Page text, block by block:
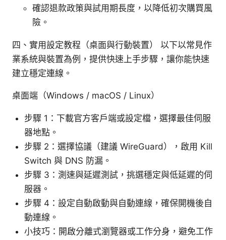
確認退款政策與試用期長度，以降低初次購買風
險。
四、實用設定教程（桌面與行動裝置） 以下以常見作
業系統與裝置為例，提供快速上手步驟，讓你能快速
建立穩定連線。
桌面端（Windows / macOS / Linux）
步驟 1：下載官方客戶端或設定檔，選擇最佳伺服
器地點。
步驟 2：選擇協議（建議 WireGuard），啟用 Kill
Switch 與 DNS 防漏。
步驟 3：測速與延遲測試，挑選穩定與低延遲的伺
服器。
步驟 4：設定自動啟動與自動連線，確保開機後自
動連線。
小技巧：開啟分離式瀏覽器或工作分身，避免工作